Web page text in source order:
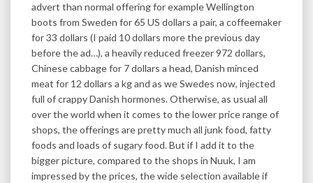
advert than normal offering for example Wellington
boots from Sweden for 65 US dollars a pair, a coffeemaker
for 33 dollars (I paid 10 dollars more the previous day
before the ad…), a heavily reduced freezer 972 dollars,
Chinese cabbage for 7 dollars a head, Danish minced
meat for 12 dollars a kg and as we Swedes now, injected
full of crappy Danish hormones. Otherwise, as usual all
over the world when it comes to the lower price range of
shops, the offerings are pretty much all junk food, fatty
foods and loads of sugary food. But if I add it to the
bigger picture, compared to the shops in Nuuk, I am
impressed by the prices, the wide selection available if